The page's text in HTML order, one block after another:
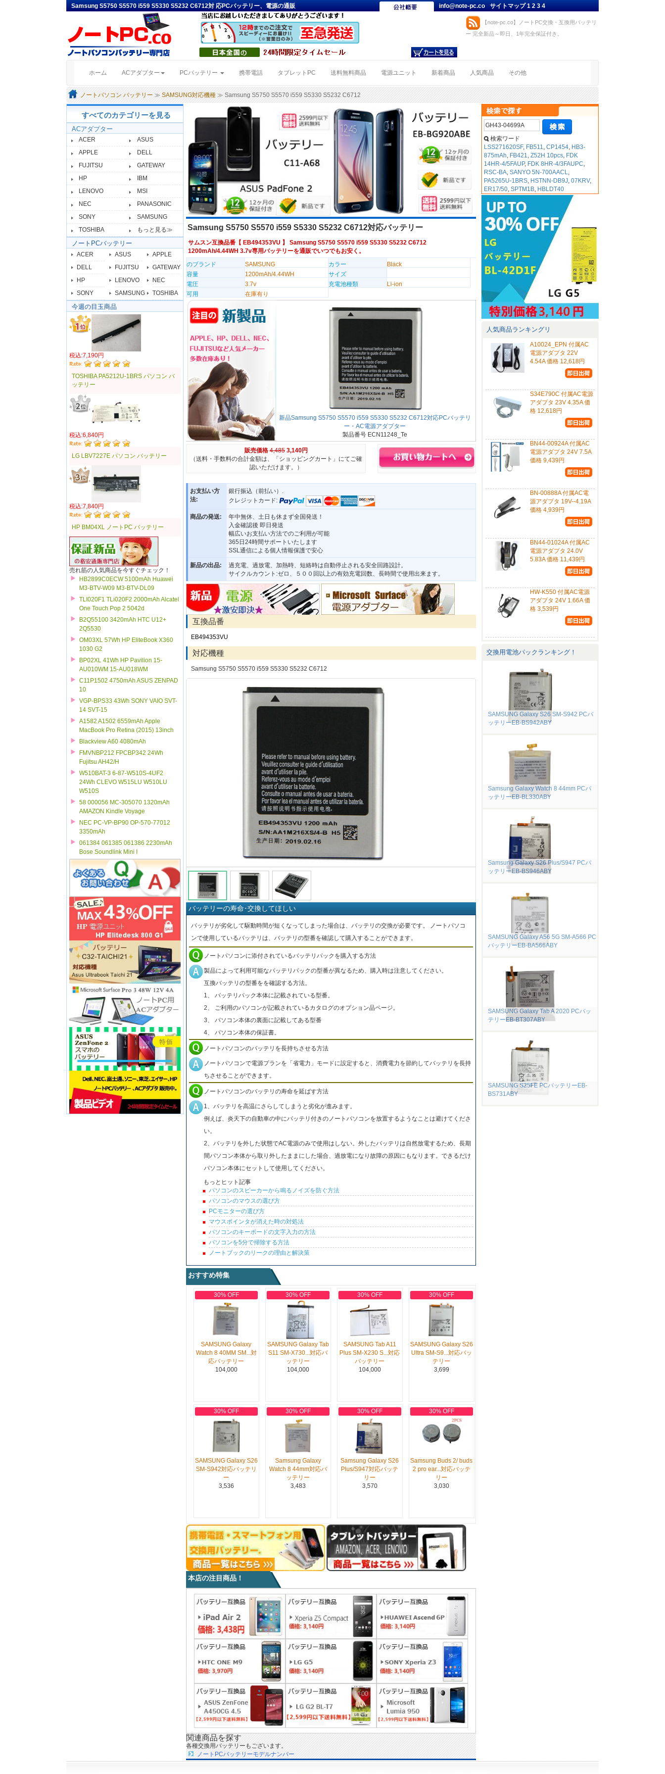
Samsung S5750 S5570 i559 S5330 S5232 C6712対 応PCバッテリー、電源の通販 info@note-pc.co サイトマップ1234
【note-pc.co】ノートPC交換・互換用バッテリ
ー 完全新品～即日、1年完全保証付き。
ホーム (current)ACアダプター PCバッテリー 携帯電話 タブレットPC 送料無料商品 電源ユニット 新着商品 人気商品 その他
ノートパソコン バッテリー ≫SAMSUNG対応機種 ≫ Samsung S5750 S5570 i559 S5330 S5232 C6712
すべてのカテゴリーを見る
ACアダプター
ACER
ASUS
APPLE
DELL
FUJITSU
GATEWAY
HP
IBM
LENOVO
MSI
NEC
PANASONIC
SONY
SAMSUNG
TOSHIBA
もっと見る≫
ノートPCバッテリー
ACER ASUS
APPLE
DELL
FUJITSU
GATEWAY
HP
LENOVO
NEC
SONY
SAMSUNG TOSHIBA
今週の目玉商品
税込:7,190円
TOSHIBA PA5212U-1BRS パソコン バ
ッテリー
税込:6,840円
LG LBV7227E パソコン バッテリー
税込:7,840円
HP BM04XL ノートPC バッテリー
売れ筋の人気商品を今すぐチェック！
HB2899C0ECW 5100mAh Huawei
M3-BTV-W09 M3-BTV-DL09
TLI020F1 TLi020F2 2000mAh Alcatel
One Touch Pop 2 5042d
B2Q55100 3420mAh HTC U12+
2Q5530
OM03XL 57Wh HP EliteBook X360
1030 G2
BP02XL 41Wh HP Pavilion 15-
AU010WM 15-AU018WM
C11P1502 4750mAh ASUS ZENPAD
10
VGP-BPS33 43Wh SONY VAIO SVT-
14 SVT-15
A1582 A1502 6559mAh Apple
MacBook Pro Retina (2015) 13inch
Blackview A60 4080mAh
FMVNBP212 FPCBP342 24Wh
Fujitsu AH42/H
W510BAT-3 6-87-W510S-4UF2
24Wh CLEVO W515LU W510LU
W510S
58 000056 MC-305070 1320mAh
AMAZON Kindle Voyage
NEC PC-VP-BP90 OP-570-77012
3350mAh
061384 061385 061386 2230mAh
Bose Soundlink Mini I
Samsung S5750 S5570 i559 S5330 S5232 C6712対応バッテリー
サムスン互換品番【 EB494353VU 】 Samsung S5750 S5570 i559 S5330 S5232 C6712
1200mAh/4.44WH 3.7v専用バッテリーを通販でいつでもお安く。
のブランド
SAMSUNG カラー
Black
容量
1200mAh/4.44WH
サイズ
電圧
3.7v 充電池種類
Li-ion
可用
在庫有り
新品Samsung S5750 S5570 i559 S5330 S5232 C6712対応PCバッテリ
ー・AC電源アダプター
製品番号 ECN11248_Te
販売価格 4,485 3,140円
（送料・手数料の合計金額は、「ショッピングカート」にてご確
認いただけます。）
お支払い方
法:
銀行振込（前払い）.
クレジットカード:
商品の発送:
年中無休、土日も休まず全国発送！
入金確認後 即日発送
幅広いお支払い方法でのご利用が可能
365日24時間サポートいたします
SSL通信による個人情報保護で安心
新品の出品:
過充電、過放電、加熱時、短絡時は自動停止される安全回路設計。
サイクルカウント:ゼロ、５００回以上の有効充電回数、長時間で使用出来ます。
互換品番
EB494353VU
対応機種
Samsung S5750 S5570 i559 S5330 S5232 C6712
バッテリーの寿命･交換してほしい
バッテリが劣化して駆動時間が短くなってしまった場合は、バッテリの交換が必要です。 ノートパソコ
ンで使用しているバッテリは、バッテリの型番を確認して購入することができます。
ノートパソコンに添付されているバッテリパックを購入する方法
製品によって利用可能なバッテリパックの型番が異なるため、購入時は注意してください。
互換バッテリの型番をを確認する方法。
1、 バッテリパック本体に記載されている型番。
2、 ご利用のパソコンが記載されているカタログのオプション品ページ。
3、 パソコン本体の裏面に記載してある型番
4、 パソコン本体の保証書。
ノートパソコンのバッテリを長持ちさせる方法
ノートパソコンで電源プランを「省電力」モードに設定すると、消費電力を節約してバッテリを長持
ちさせることができます。
ノートパソコンのバッテリの寿命を延ばす方法
1、バッテリを高温にさらしてしまうと劣化が進みます。
例えば、炎天下の自動車の中にバッテリ付きのノートパソコンを放置するようなことは避けてくださ
い。
2、バッテリを外した状態でAC電源のみで使用はしない。外したバッテリは自然放電するため、長期
間パソコン本体から取り外したままにした場合、過放電になり故障の原因にもなります。できるだけ
パソコン本体にセットして使用してください。
もっとヒット記事
パソコンのスピーカーから鳴るノイズを防ぐ方法
パソコンのマウスの選び方
PCモニターの選び方
マウスポインタが消えた時の対処法
パソコンのキーボードの文字入力の方法
パソコンを5分で掃除する方法
ノートブックのリークの理由と解決策
おすすめ特集
30% OFF
SAMSUNG Galaxy
Watch 8 40MM SM...対
応バッテリー
104,000
30% OFF
SAMSUNG Galaxy Tab
S11 SM-X730...対応バ
ッテリー
104,000
30% OFF
SAMSUNG Tab A11
Plus SM-X230 S...対応
バッテリー
104,000
30% OFF
SAMSUNG Galaxy S26
Ultra SM-S9...対応バッ
テリー
3,699
30% OFF
SAMSUNG Galaxy S26
SM-S942対応バッテリ
ー
3,536
30% OFF
Samsung Galaxy
Watch 8 44mm対応バ
ッテリー
3,483
30% OFF
Samsung Galaxy S26
Plus/S947対応バッテ
リー
3,570
30% OFF
Samsung Buds 2/ buds
2 pro ear...対応バッテ
リー
3,030
本店の注目商品！
関連商品を探す
各種交換用バッテリーもございます。
ノートPCバッテリーモデルナンバー
検索ワード
LSS271620SF, FB511,CP1454, HB3-
875mAh, FB421,Z52H 10pcs, FDK
14HR-4/5FAUP, FDK 8HR-4/3FAUPC,
RSC-BA,SANYO 5N-700AACL,
PA5265U-1BRS, HSTNN-DB9J,07KRV,
ER17/50,SPTM1B, HBLDT40
人気商品ランキングリ
A10024_EPN 付属AC
電源アダプタ 22V
4.54A 価格 12,618円
S34E790C 付属AC電源
アダプタ 23V 4.35A 価
格 12,618円
BN44-00924A 付属AC
電源アダプタ 24V 7.5A
価格 9,439円
BN-00888A 付属AC電
源アダプタ 19V--4.19A
価格 4,939円
BN44-01024A 付属AC
電源アダプタ 24.0V
5.83A 価格 11,439円
HW-K550 付属AC電源
アダプタ 24V 1.66A 価
格 3,539円
交換用電池パックランキング！
SAMSUNG Galaxy S26 SM-S942 PCバ
ッテリーEB-BS942ABY
Samsung Galaxy Watch 8 44mm PCバ
ッテリーEB-BL330ABY
Samsung Galaxy S26 Plus/S947 PCバ
ッテリーEB-BS946ABY
SAMSUNG Galaxy A56 5G SM-A566 PC
バッテリーEB-BA566ABY
SAMSUNG Galaxy Tab A 2020 PCバッ
テリーEB-BT307ABY
SAMSUNG S25FE PCバッテリーEB-
BS731ABY